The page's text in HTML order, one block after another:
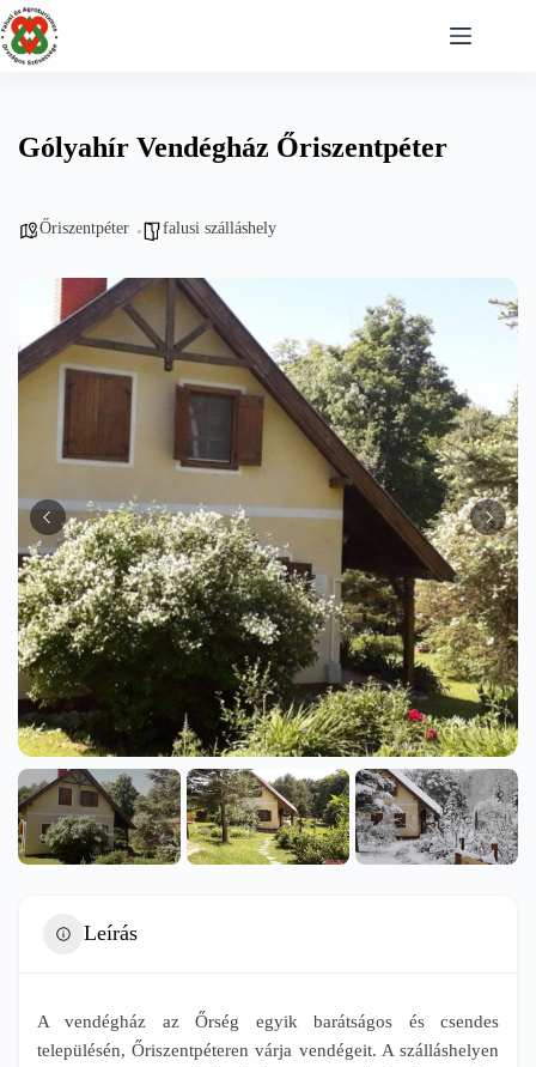
Skip
to
content
Gólyahír Vendégház Őriszentpéter
Őriszentpéter falusi szálláshely
Leírás
A vendégház az Őrség egyik barátságos és csendes
településén, Őriszentpéteren várja vendégeit. A szálláshelyen